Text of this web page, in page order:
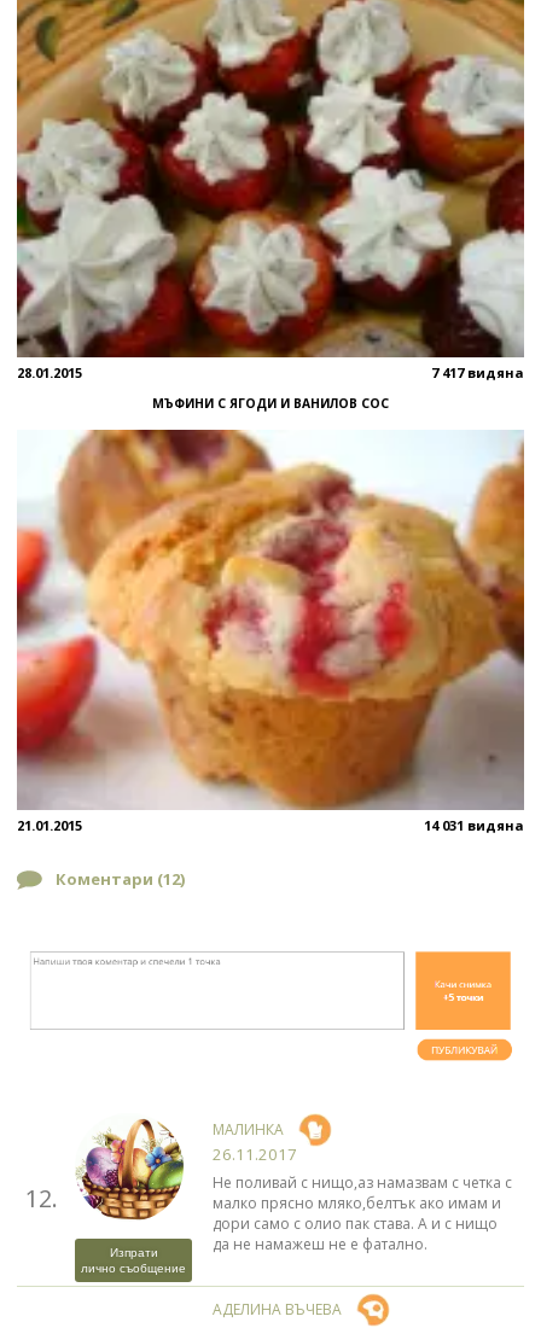
28.01.2015 7 417 видяна
МЪФИНИ С ЯГОДИ И ВАНИЛОВ СОС
21.01.2015 14 031 видяна
Коментари (12)
12.
Изпрати
лично съобщение
МАЛИНКА
26.11.2017
Не поливай с нищо,аз намазвам с четка с
малко прясно мляко,белтък ако имам и
дори само с олио пак става. А и с нищо
да не намажеш не е фатално.
АДЕЛИНА ВЪЧЕВА